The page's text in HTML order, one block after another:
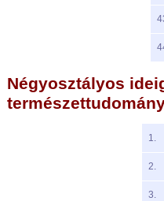
Négyosztályos
1.
2.
3.